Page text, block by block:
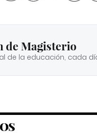
de Magisterio
de la educación, cada